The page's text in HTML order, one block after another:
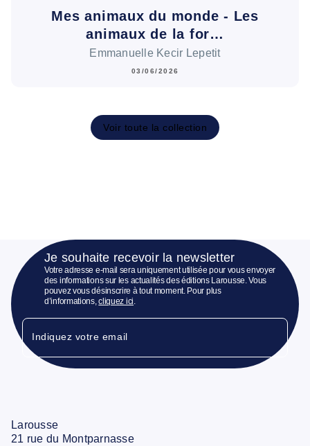
Mes animaux du monde - Les
animaux de la for…
Emmanuelle Kecir Lepetit
03/06/2026
Voir toute la collection
Je souhaite recevoir la newsletter
Votre adresse e-mail sera uniquement utilisée pour vous envoyer
des informations sur les actualités des éditions Larousse. Vous
pouvez vous désinscrire à tout moment. Pour plus
d’informations,cliquez ici.
Indiquez votre email
Larousse
21 rue du Montparnasse